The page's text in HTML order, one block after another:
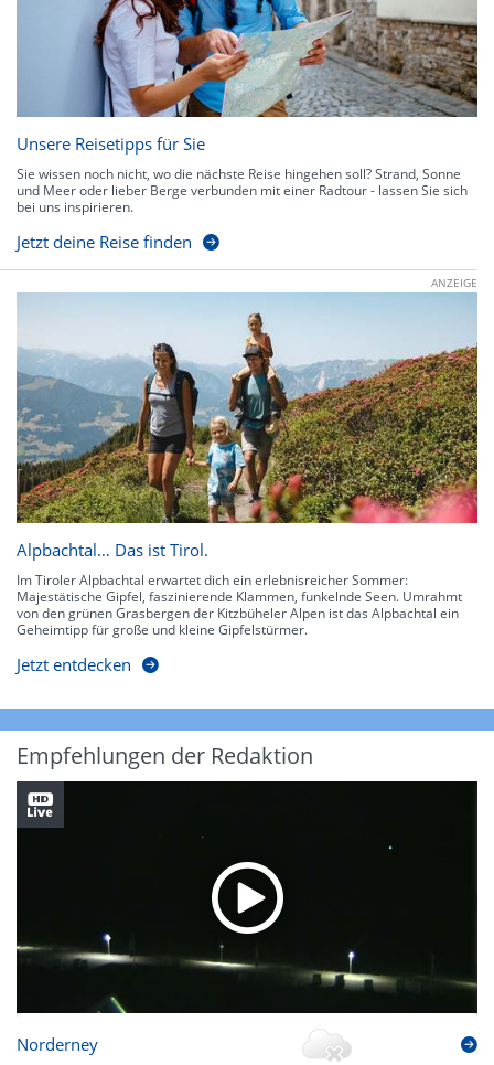
Unsere Reisetipps für Sie
Sie wissen noch nicht, wo die nächste Reise hingehen soll? Strand, Sonne
und Meer oder lieber Berge verbunden mit einer Radtour - lassen Sie sich
bei uns inspirieren.
Jetzt deine Reise finden
ANZEIGE
Alpbachtal… Das ist Tirol.
Im Tiroler Alpbachtal erwartet dich ein erlebnisreicher Sommer:
Majestätische Gipfel, faszinierende Klammen, funkelnde Seen. Umrahmt
von den grünen Grasbergen der Kitzbüheler Alpen ist das Alpbachtal ein
Geheimtipp für große und kleine Gipfelstürmer.
Jetzt entdecken
Empfehlungen der Redaktion
Norderney